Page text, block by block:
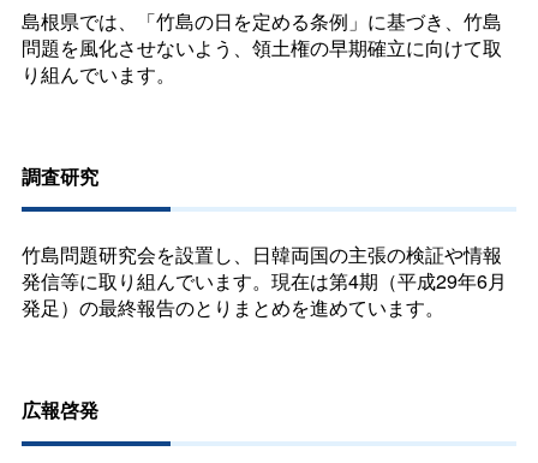
島根県では、「竹島の日を定める条例」に基づき、竹島
問題を風化させないよう、領土権の早期確立に向けて取
り組んでいます。
調査研究
竹島問題研究会を設置し、日韓両国の主張の検証や情報
発信等に取り組んでいます。現在は第4期（平成29年6月
発足）の最終報告のとりまとめを進めています。
広報啓発